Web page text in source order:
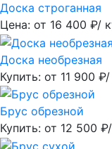
Доска строганная
Цена: от 16 400 ₽/
Доска необрезная
Купить: от 11 900 ₽/
Брус обрезной
Купить: от 12 500